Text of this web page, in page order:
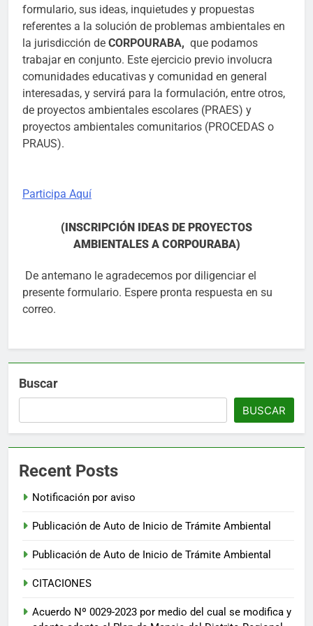
formulario, sus ideas, inquietudes y propuestas
referentes a la solución de problemas ambientales en
la jurisdicción de CORPOURABA, que podamos
trabajar en conjunto. Este ejercicio previo involucra
comunidades educativas y comunidad en general
interesadas, y servirá para la formulación, entre otros,
de proyectos ambientales escolares (PRAES) y
proyectos ambientales comunitarios (PROCEDAS o
PRAUS).
Participa Aquí
(INSCRIPCIÓN IDEAS DE PROYECTOS
AMBIENTALES A CORPOURABA)
De antemano le agradecemos por diligenciar el
presente formulario. Espere pronta respuesta en su
correo.
Buscar
BUSCAR
Recent Posts
Notificación por aviso
Publicación de Auto de Inicio de Trámite Ambiental
Publicación de Auto de Inicio de Trámite Ambiental
CITACIONES
Acuerdo Nº 0029-2023 por medio del cual se modifica y